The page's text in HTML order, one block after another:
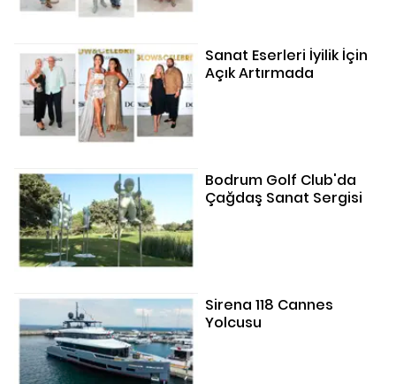
Sanat Eserleri İyilik İçin
Açık Artırmada
Bodrum Golf Club'da
Çağdaş Sanat Sergisi
Sirena 118 Cannes
Yolcusu